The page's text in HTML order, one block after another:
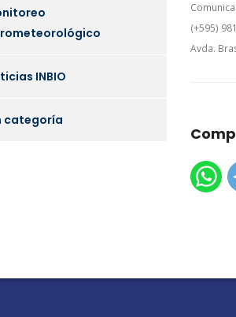
(+595)
Avda.
INBIO
categoría